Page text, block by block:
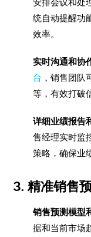
安排会议和处
统自动提醒功
效率。
实时沟通和协
台 ，销售团队
等，有效打破
详细业绩报告
售经理实时监
策略，确保业
3. 精准销售
销售预测模型
据和当前市场